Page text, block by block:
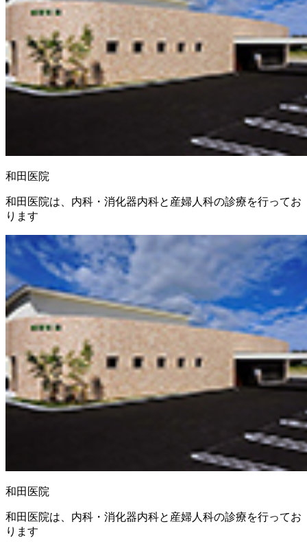
和田医院
和田医院は、内科・消化器内科と産婦人科の診療を行ってお
ります
和田医院
和田医院は、内科・消化器内科と産婦人科の診療を行ってお
ります